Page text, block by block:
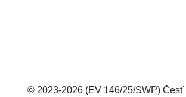
© 2023-2026 (EV 146/25/SWP) Česť